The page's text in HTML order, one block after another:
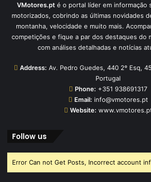
VMotores.pt é o portal líder em informação
motorizados, cobrindo as últimas novidades
montanha, velocidade e muito mais.
competições e fique a par dos destaques do
com análises detalhadas e notícias
Address: Av. Pedro Guedes, 440 2º Esq,
Portugal
Phone: +351 938691317
Email: info@vmotores.pt
Website:
Follow us
Error Can not Get Posts, Incorrect account